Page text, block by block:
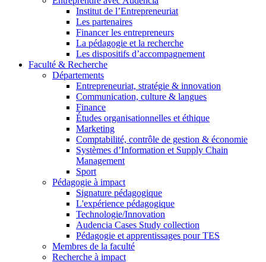
Institut de l’Entrepreneuriat
Les partenaires
Financer les entrepreneurs
La pédagogie et la recherche
Les dispositifs d’accompagnement
Faculté & Recherche
Départements
Entrepreneuriat, stratégie & innovation
Communication, culture & langues
Finance
Études organisationnelles et éthique
Marketing
Comptabilité, contrôle de gestion & économie
Systèmes d’Information et Supply Chain
Management
Sport
Pédagogie à impact
Signature pédagogique
L'expérience pédagogique
Technologie/Innovation
Audencia Cases Study collection
Pédagogie et apprentissages pour TES
Membres de la faculté
Recherche à impact